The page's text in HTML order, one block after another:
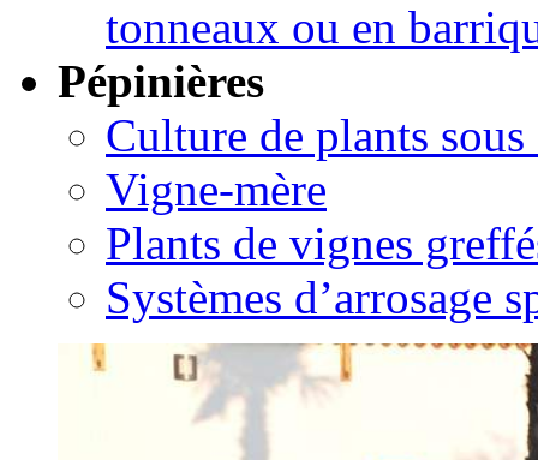
tonneaux ou en
Pépinières
Culture de plants sous
Vigne-mère
Plants de vignes
Systèmes d’arrosage